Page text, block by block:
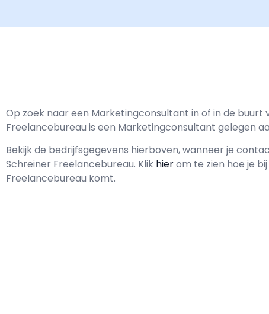
Op zoek naar een Marketingconsultant in of in de buurt
Freelancebureau is een Marketingconsultant gelegen
Bekijk de bedrijfsgegevens hierboven, wanneer je
Schreiner Freelancebureau. Klik hierom te zien hoe je
Freelancebureau komt.